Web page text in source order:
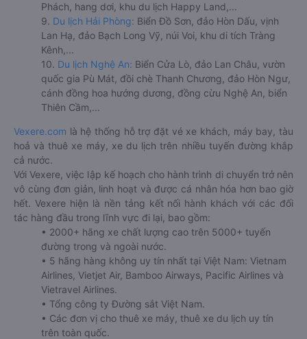
Phách, hang dơi, khu du lịch Happy Land,...
9. Du lịch Hải Phòng: Biển Đồ Sơn, đảo Hòn Dấu, vịnh
Lan Hạ, đảo Bạch Long Vỹ, núi Voi, khu di tích Tràng
Kênh,...
10. Du lịch Nghệ An: Biển Cửa Lò, đảo Lan Châu, vườn
quốc gia Pù Mát, đồi chè Thanh Chương, đảo Hòn Ngư,
cánh đồng hoa hướng dương, đồng cừu Nghệ An, biển
Thiên Cầm,...
Vexere.com là hệ thống hỗ trợ đặt vé xe khách, máy bay, tàu
hoả và thuê xe máy, xe du lịch trên nhiều tuyến đường khắp
cả nước.
Với Vexere, việc lập kế hoạch cho hành trình di chuyển trở nên
vô cùng đơn giản, linh hoạt và được cá nhân hóa hơn bao giờ
hết. Vexere hiện là nền tảng kết nối hành khách với các đối
tác hàng đầu trong lĩnh vực đi lại, bao gồm:
• 2000+ hãng xe chất lượng cao trên 5000+ tuyến
đường trong và ngoài nước.
• 5 hãng hàng không uy tín nhất tại Việt Nam: Vietnam
Airlines, Vietjet Air, Bamboo Airways, Pacific Airlines và
Vietravel Airlines.
• Tổng công ty Đường sắt Việt Nam.
• Các đơn vị cho thuê xe máy, thuê xe du lịch uy tín
trên toàn quốc.